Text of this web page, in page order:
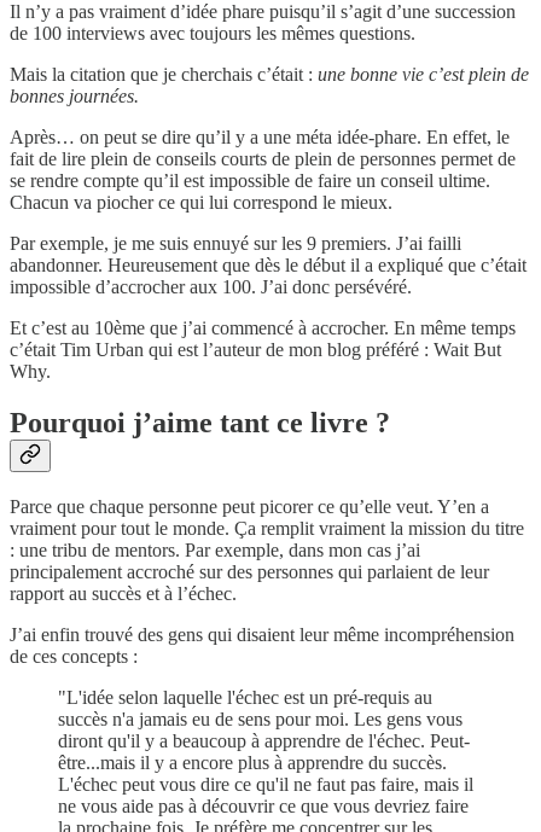
Il n’y a pas vraiment d’idée phare puisqu’il s’agit d’une succession
de 100 interviews avec toujours les mêmes questions.
Mais la citation que je cherchais c’était : une bonne vie c’est plein de
bonnes journées.
Après… on peut se dire qu’il y a une méta idée-phare. En effet, le
fait de lire plein de conseils courts de plein de personnes permet de
se rendre compte qu’il est impossible de faire un conseil ultime.
Chacun va piocher ce qui lui correspond le mieux.
Par exemple, je me suis ennuyé sur les 9 premiers. J’ai failli
abandonner. Heureusement que dès le début il a expliqué que c’était
impossible d’accrocher aux 100. J’ai donc persévéré.
Et c’est au 10ème que j’ai commencé à accrocher. En même temps
c’était Tim Urban qui est l’auteur de mon blog préféré : Wait But
Why.
Pourquoi j’aime tant ce livre ?
Parce que chaque personne peut picorer ce qu’elle veut. Y’en a
vraiment pour tout le monde. Ça remplit vraiment la mission du titre
: une tribu de mentors. Par exemple, dans mon cas j’ai
principalement accroché sur des personnes qui parlaient de leur
rapport au succès et à l’échec.
J’ai enfin trouvé des gens qui disaient leur même incompréhension
de ces concepts :
"L'idée selon laquelle l'échec est un pré-requis au
succès n'a jamais eu de sens pour moi. Les gens vous
diront qu'il y a beaucoup à apprendre de l'échec. Peut-
être...mais il y a encore plus à apprendre du succès.
L'échec peut vous dire ce qu'il ne faut pas faire, mais il
ne vous aide pas à découvrir ce que vous devriez faire
la prochaine fois. Je préfère me concentrer sur les